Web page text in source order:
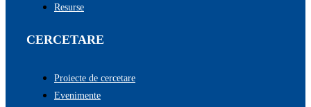
Resurse
CERCETARE
Proiecte de cercetare
Evenimente